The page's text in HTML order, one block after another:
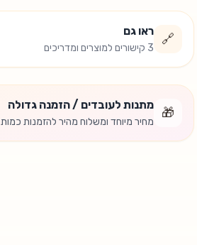
🔗
ראו גם
3 קישורים למוצרים ומדריכים
🎁
מתנות לעובדים / הזמנה גדולה
מחיר מיוחד ומשלוח מהיר להזמנות כמות